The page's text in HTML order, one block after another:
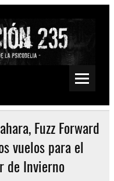
Fuzz, Space, Drone
Fuzz Forward
vuelos para el
de Invierno